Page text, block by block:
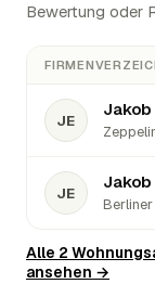
Bewertung oder
JE
JE
Alle 2
ansehen →